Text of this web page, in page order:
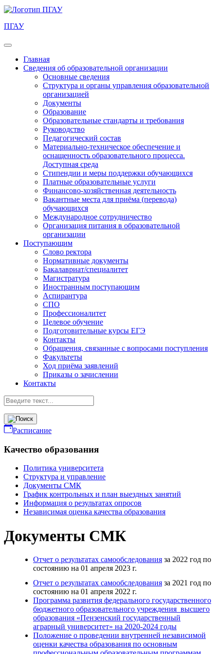
ПГАУ
Главная
Сведения об образовательной организации
Основные сведения
Структура и органы управления образовательной
организацией
Документы
Образование
Образовательные стандарты и требования
Руководство
Педагогический состав
Материально-техническое обеспечение и
оснащенность образовательного процесса.
Доступная среда
Стипендии и меры поддержки обучающихся
Платные образовательные услуги
Финансово-хозяйственная деятельность
Вакантные места для приёма (перевода)
обучающихся
Международное сотрудничество
Организация питания в образовательной
организации
Поступающим
Слово ректора
Нормативные документы
Бакалавриат/специалитет
Магистратура
Иностранным поступающим
Аспирантура
СПО
Профессионалитет
Целевое обучение
Подготовительные курсы ЕГЭ
Контакты
Обращения, связанные с вопросами поступления
Факультеты
Ход приёма заявлений
Приказы о зачислении
Контакты
Расписание
Качество образования
Политика университета
Структура и управление
Документы СМК
График контрольных и план выездных занятий
Информация о результатах опросов
Независимая оценка качества образования
Документы СМК
Отчет о результатах самообследования за 2022 год по
состоянию на 01 апреля 2023 г.
Отчет о результатах самообследования за 2021 год по
состоянию на 01 апреля 2022 г.
Программа развития федерального государственного
бюджетного образовательного учреждения высшего
образования «Пензенский государственный
аграрный университет» на 2020-2024 годы
Положение о проведении внутренней независимой
оценки качества образования по основным